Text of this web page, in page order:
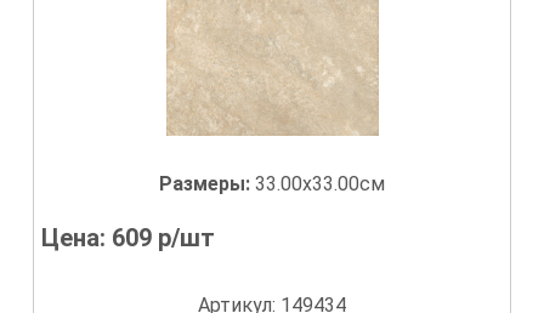
Размеры: 33.00x33.00см
Цена: 609 р/шт
Артикул: 149434